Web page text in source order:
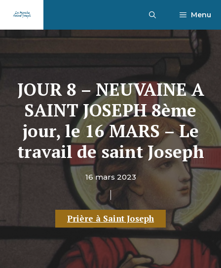
Menu
JOUR 8 – NEUVAINE A
SAINT JOSEPH 8ème
jour, le 16 MARS – Le
travail de saint Joseph
16 mars 2023
Prière à Saint Joseph